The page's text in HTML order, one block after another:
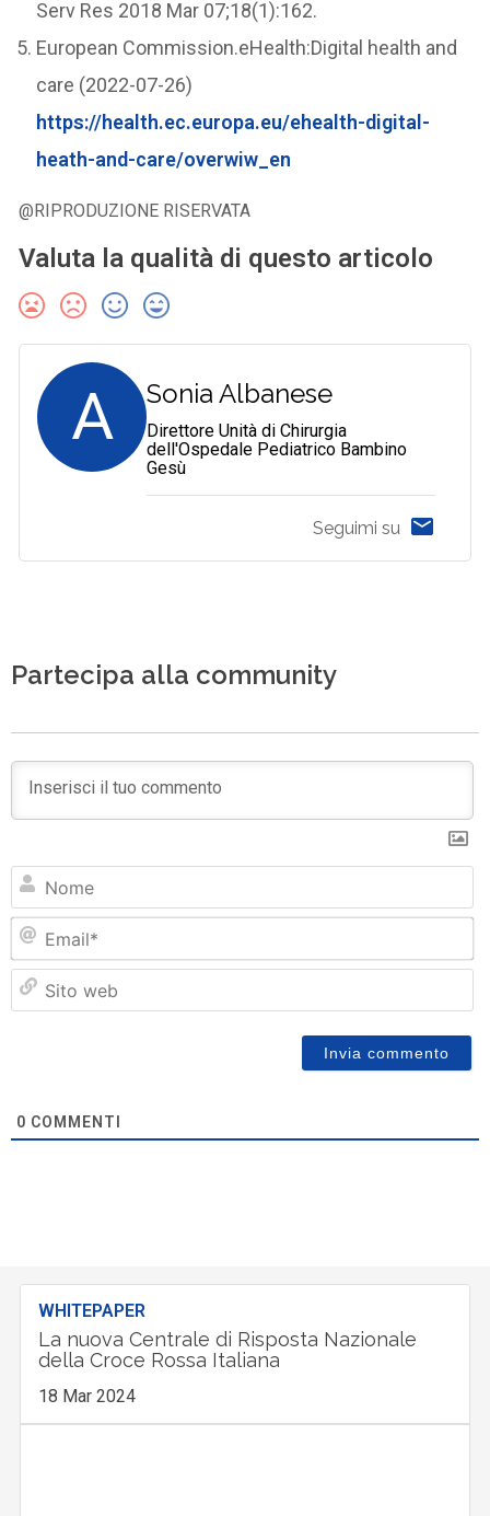
Serv Res 2018 Mar 07;18(1):162.
European Commission.eHealth:Digital health and
care (2022-07-26)
https://health.ec.europa.eu/ehealth-digital-
heath-and-care/overwiw_en
@RIPRODUZIONE RISERVATA
Valuta la qualità di questo articolo
A Sonia Albanese
Direttore Unità di Chirurgia
dell'Ospedale Pediatrico Bambino
Gesù
Seguimi su
Partecipa alla community
0 COMMENTI
WHITEPAPER
La nuova Centrale di Risposta Nazionale
della Croce Rossa Italiana
18 Mar 2024